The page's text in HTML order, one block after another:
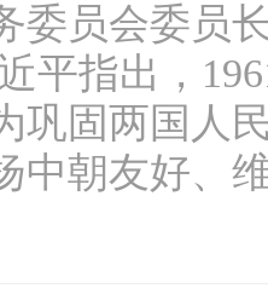
委员会委员
平指出，
巩固两国人
中朝友好、